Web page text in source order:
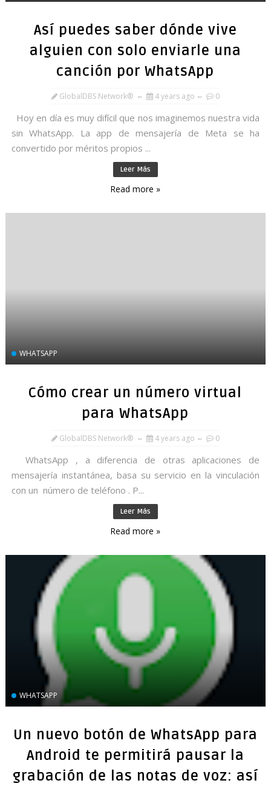
Así puedes saber dónde vive
alguien con solo enviarle una
canción por WhatsApp
GlobalDBS Network® 4 years ago 0
Hoy en día es muy difícil que nos imaginemos nuestra vida
sin WhatsApp. La app de mensajería de Meta se ha
convertido por méritos propios ...
Leer Más
Read more »
WHATSAPP
Cómo crear un número virtual
para WhatsApp
GlobalDBS Network® 4 years ago 0
WhatsApp , a diferencia de otras aplicaciones de
mensajería instantánea, basa su servicio en la vinculación
con un número de teléfono . P...
Leer Más
Read more »
WHATSAPP
Un nuevo botón de WhatsApp para
Android te permitirá pausar la
grabación de las notas de voz: así